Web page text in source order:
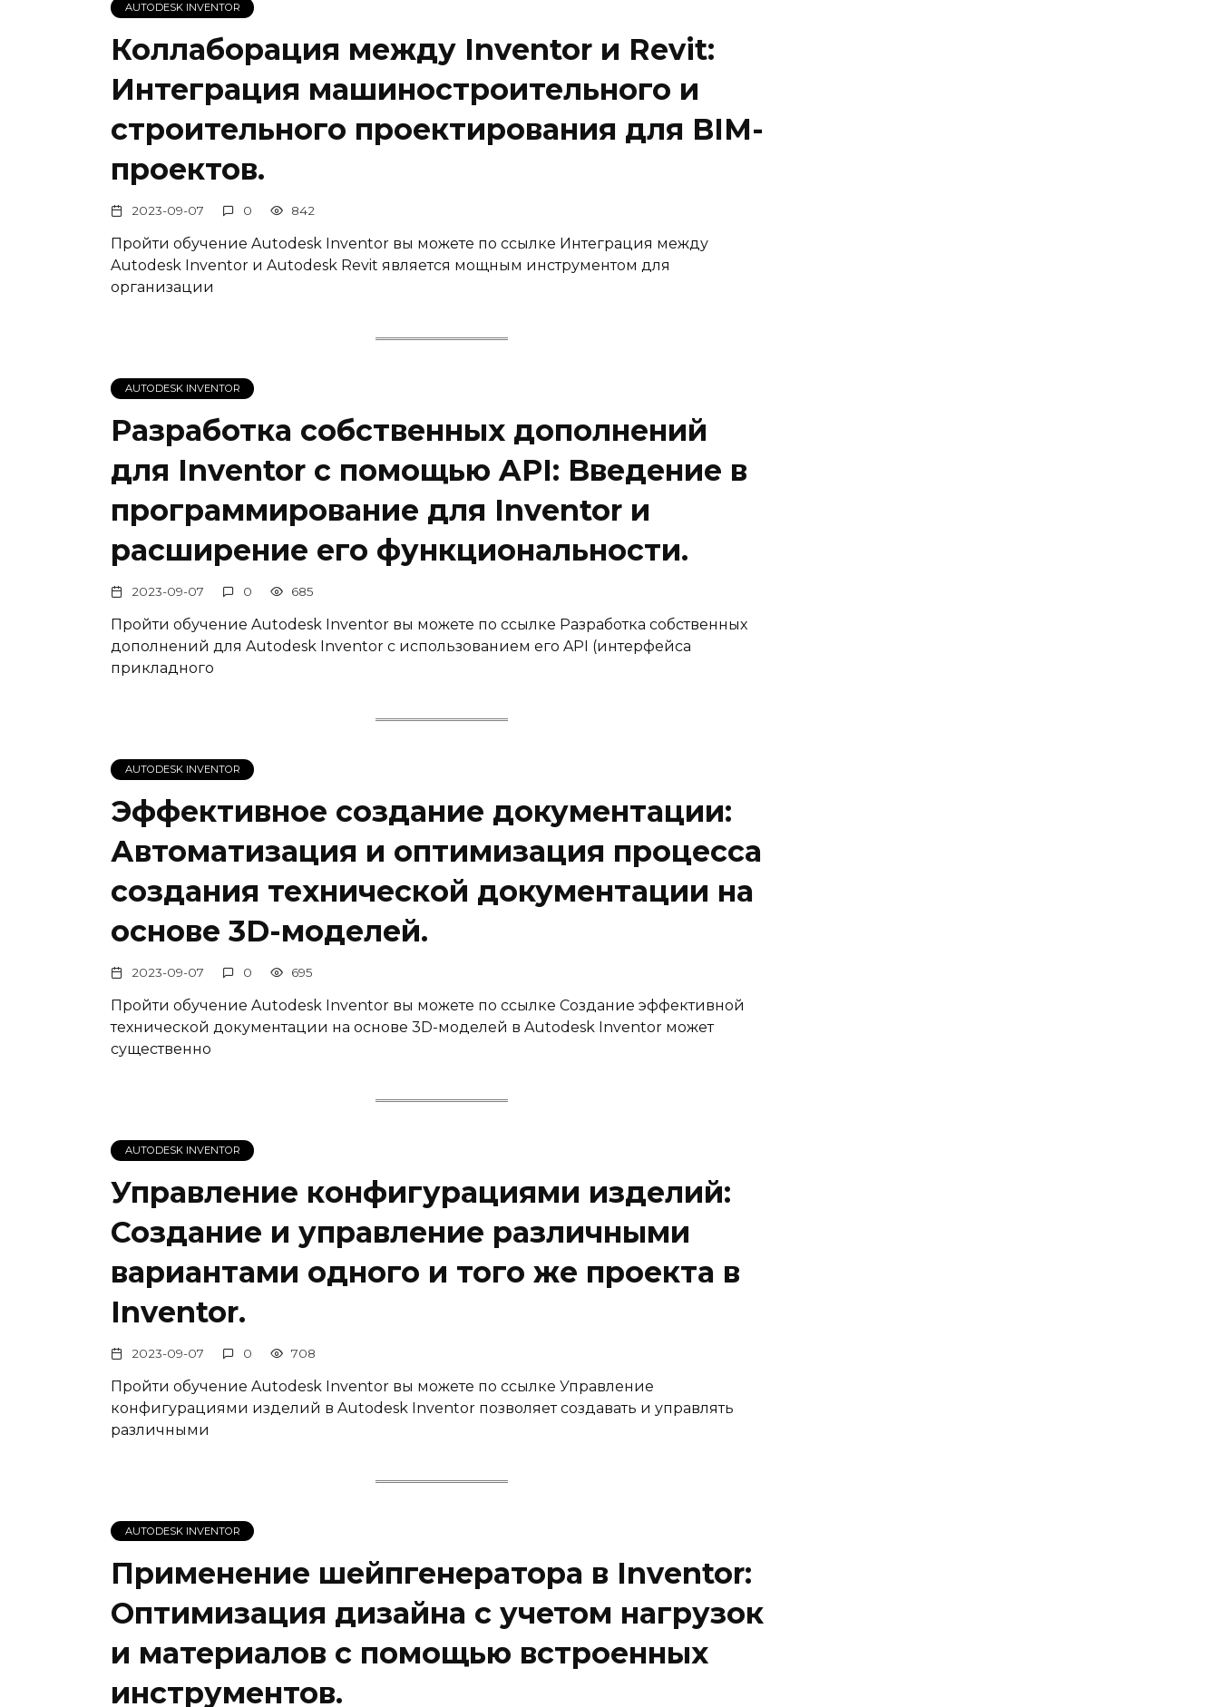
AUTODESK INVENTOR
Коллаборация между Inventor и Revit:
Интеграция машиностроительного и
строительного проектирования для BIM-
проектов.
2023-09-07 0 842
Пройти обучение Autodesk Inventor вы можете по ссылке Интеграция между
Autodesk Inventor и Autodesk Revit является мощным инструментом для
организации
AUTODESK INVENTOR
Разработка собственных дополнений
для Inventor с помощью API: Введение в
программирование для Inventor и
расширение его функциональности.
2023-09-07 0 685
Пройти обучение Autodesk Inventor вы можете по ссылке Разработка собственных
дополнений для Autodesk Inventor с использованием его API (интерфейса
прикладного
AUTODESK INVENTOR
Эффективное создание документации:
Автоматизация и оптимизация процесса
создания технической документации на
основе 3D-моделей.
2023-09-07 0 695
Пройти обучение Autodesk Inventor вы можете по ссылке Создание эффективной
технической документации на основе 3D-моделей в Autodesk Inventor может
существенно
AUTODESK INVENTOR
Управление конфигурациями изделий:
Создание и управление различными
вариантами одного и того же проекта в
Inventor.
2023-09-07 0 708
Пройти обучение Autodesk Inventor вы можете по ссылке Управление
конфигурациями изделий в Autodesk Inventor позволяет создавать и управлять
различными
AUTODESK INVENTOR
Применение шейпгенератора в Inventor:
Оптимизация дизайна с учетом нагрузок
и материалов с помощью встроенных
инструментов.